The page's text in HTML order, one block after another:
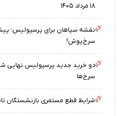
۱۸ مرداد ۱۴۰۵
نقشه‌ سپاهان برای پرسپولیس؛
سرخ‌پوش!
دو خرید جدید پرسپولیس نهایی
سرخ‌ها
شرایط قطع مستمری بازنشستگان